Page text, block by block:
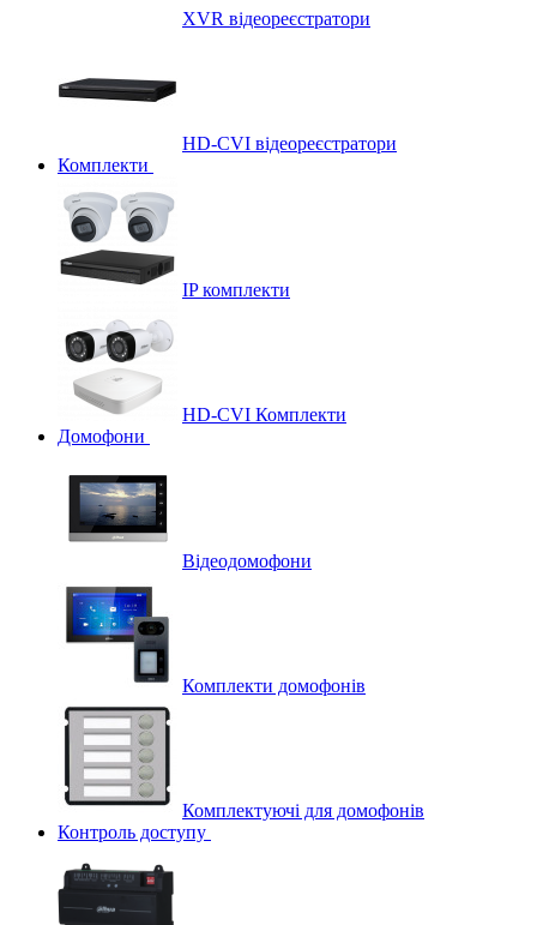
XVR відеореєстратори
HD-CVI відеореєстратори
Комплекти
IP комплекти
HD-CVI Комплекти
Домофони
Відеодомофони
Комплекти домофонів
Комплектуючі для домофонів
Контроль доступу